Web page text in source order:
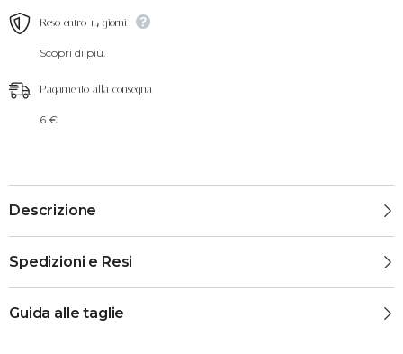
Reso entro 14 giorni
Scopri di più.
Pagamento alla consegna
6 €
Descrizione
Spedizioni e Resi
Guida alle taglie